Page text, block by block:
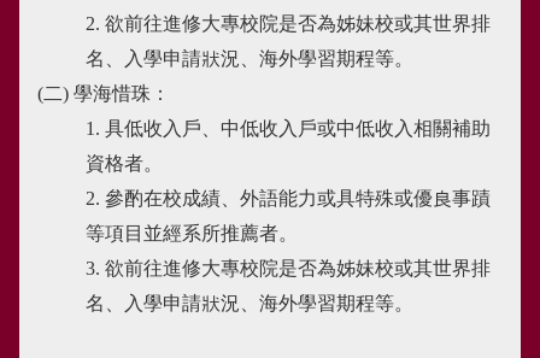
2. 欲前往進修大專校院是否為姊妹校或其世界排
名、入學申請狀況、海外學習期程等。
(二) 學海惜珠：
1. 具低收入戶、中低收入戶或中低收入相關補助
資格者。
2. 參酌在校成績、外語能力或具特殊或優良事蹟
等項目並經系所推薦者。
3. 欲前往進修大專校院是否為姊妹校或其世界排
名、入學申請狀況、海外學習期程等。